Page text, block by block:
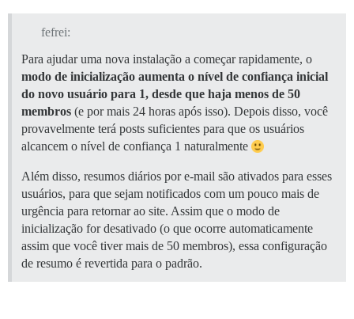
fefrei:
Para ajudar uma nova instalação a começar rapidamente, o
modo de inicialização aumenta o nível de confiança inicial
do novo usuário para 1, desde que haja menos de 50
membros (e por mais 24 horas após isso). Depois disso, você
provavelmente terá posts suficientes para que os usuários
alcancem o nível de confiança 1 naturalmente
Além disso, resumos diários por e-mail são ativados para esses
usuários, para que sejam notificados com um pouco mais de
urgência para retornar ao site. Assim que o modo de
inicialização for desativado (o que ocorre automaticamente
assim que você tiver mais de 50 membros), essa configuração
de resumo é revertida para o padrão.